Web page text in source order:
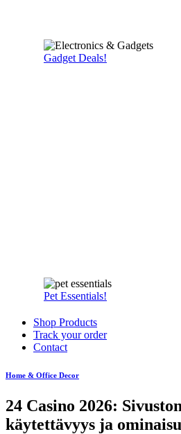
Gadget Deals!
Pet Essentials!
Shop Products
Track your order
Contact
Home & Office Decor
24 Casino 2026:
käytettävyys ja